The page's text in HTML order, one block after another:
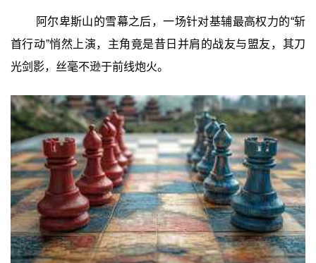
阿尔卑斯山的雪幕之后，一场针对基辅最高权力的“斩
首行动”悄然上演，主角竟是昔日并肩的战友与盟友，其刀
光剑影，丝毫不逊于前线炮火。